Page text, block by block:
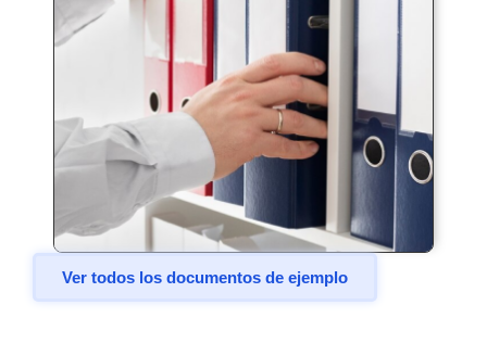
Ver todos los documentos de ejemplo